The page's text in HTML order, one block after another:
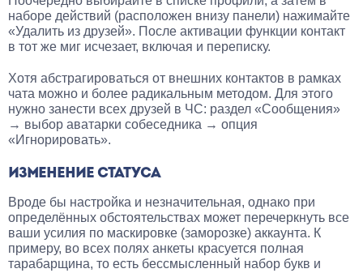
наборе действий (расположен внизу панели) нажимайте
«Удалить из друзей». После активации функции контакт
в тот же миг исчезает, включая и переписку.
Хотя абстрагироваться от внешних контактов в рамках
чата можно и более радикальным методом. Для этого
нужно занести всех друзей в ЧС: раздел «Сообщения»
→ выбор аватарки собеседника → опция
«Игнорировать».
ИЗМЕНЕНИЕ СТАТУСА
Вроде бы настройка и незначительная, однако при
определённых обстоятельствах может перечеркнуть все
ваши усилия по маскировке (заморозке) аккаунта. К
примеру, во всех полях анкеты красуется полная
тарабарщина, то есть бессмысленный набор букв и